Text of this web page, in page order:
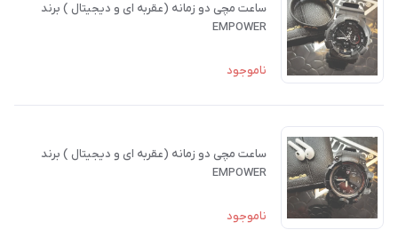
ساعت مچی دو زمانه (عقربه ای و دیجیتال ) برند
EMPOWER
ناموجود
ساعت مچی دو زمانه (عقربه ای و دیجیتال ) برند
EMPOWER
ناموجود